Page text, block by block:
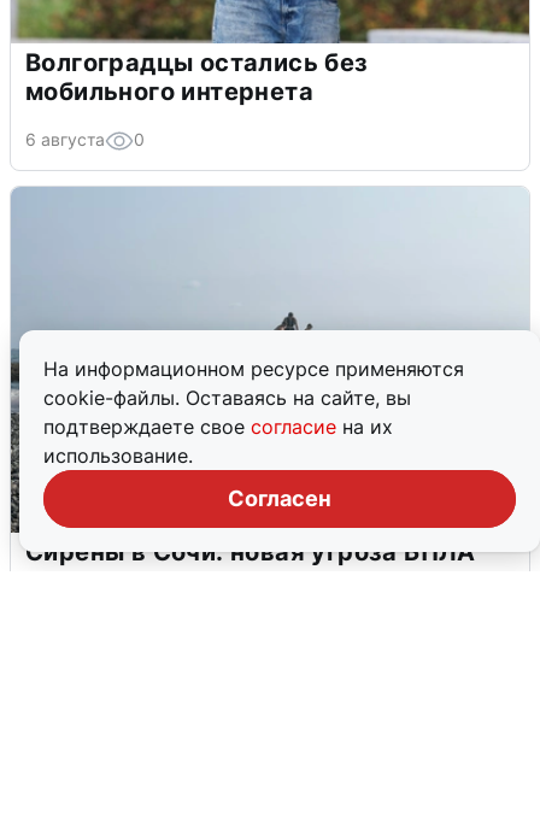
На информационном ресурсе применяются
cookie-файлы. Оставаясь на сайте, вы
подтверждаете свое согласие на их
использование.
Согласен
Волгоградцы остались без
мобильного интернета
6 августа 0
Сирены в Сочи: новая угроза БПЛА